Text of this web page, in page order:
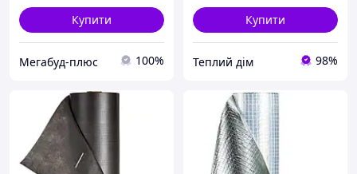
Купити
Мегабуд-плюс 100%
Купити
Теплий дім 98%